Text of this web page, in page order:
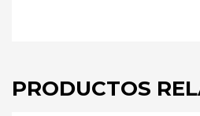
PRODUCTOS